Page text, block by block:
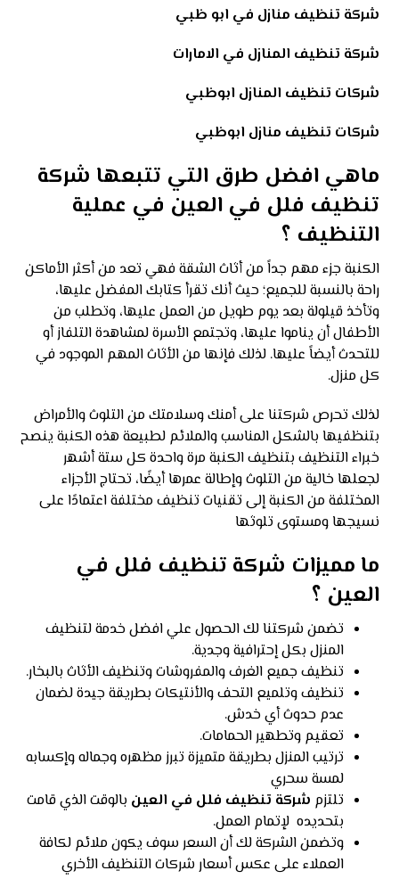
شركة تنظيف منازل في ابو ظبي
شركة تنظيف المنازل في الامارات
شركات تنظيف المنازل ابوظبي
شركات تنظيف منازل ابوظبي
ماهي افضل طرق التي تتبعها شركة
تنظيف فلل في العين في عملية
التنظيف ؟
الكنبة جزء مهم جداً من أثاث الشقة فهي تعد من أكثر الأماكن
راحة بالنسبة للجميع؛ حيث أنك تقرأ كتابك المفضل عليها،
وتأخذ قيلولة بعد يوم طويل من العمل عليها، وتطلب من
الأطفال أن يناموا عليها، وتجتمع الأسرة لمشاهدة التلفاز أو
للتحدث أيضاً عليها. لذلك فإنها من الأثاث المهم الموجود في
كل منزل.
لذلك تحرص شركتنا على أمنك وسلامتك من التلوث والأمراض
بتنظفيها بالشكل المناسب والملائم لطبيعة هذه الكنبة ينصح
خبراء التنظيف بتنظيف الكنبة مرة واحدة كل ستة أشهر
لجعلها خالية من التلوث وإطالة عمرها أيضًا، تحتاج الأجزاء
المختلفة من الكنبة إلى تقنيات تنظيف مختلفة اعتمادًا على
نسيجها ومستوى تلوثها
ما مميزات شركة تنظيف فلل في
العين ؟
تضمن شركتنا لك الحصول علي افضل خدمة لتنظيف
المنزل بكل إحترافية وجدية.
تنظيف جميع الغرف والمفروشات وتنظيف الأثاث بالبخار.
تنظيف وتلميع التحف والأنتيكات بطريقة جيدة لضمان
عدم حدوث أي خدش.
تعقيم وتطهير الحمامات.
ترتيب المنزل بطريقة متميزة تبرز مظهره وجماله وإكسابه
لمسة سحري
تلتزم شركة تنظيف فلل في العين بالوقت الذي قامت
بتحديده لإتمام العمل.
وتضمن الشركة لك أن السعر سوف يكون ملائم لكافة
العملاء على عكس أسعار شركات التنظيف الأخري